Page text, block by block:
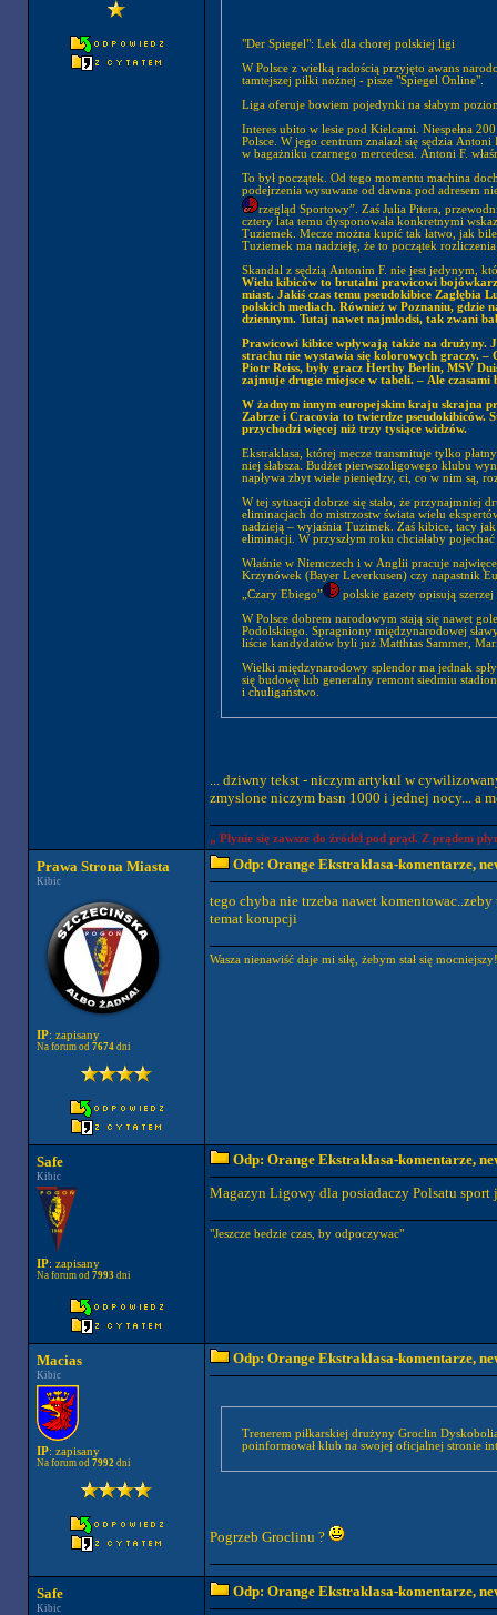
"Der Spiegel": Lek dla chorej polskiej ligi
W Polsce z wielką radością przyjęto awans
tamtejszej piłki nożnej - pisze "Spiegel Online".
Liga oferuje bowiem pojedynki na słabym
Interes ubito w lesie pod Kielcami. Niespełna
Polsce. W jego centrum znalazł się sędzia
w bagażniku czarnego mercedesa. Antoni F.
To był początek. Od tego momentu machina
podejrzenia wysuwane od dawna pod adresem
rzegląd Sportowy”. Zaś Julia Pitera,
cztery lata temu dysponowała konkretnymi
Tuziemek. Mecze można kupić tak łatwo, jak
Tuziemek ma nadzieję, że to początek
Skandal z sędzią Antonim F. nie jest jedynym,
Wielu kibiców to brutalni prawicowi
miast. Jakiś czas temu pseudokibice Zagłębia
polskich mediach. Również w Poznaniu, gdzie
dziennym. Tutaj nawet najmłodsi, tak zwani
Prawicowi kibice wpływają także na drużyny.
strachu nie wystawia się kolorowych graczy.
Piotr Reiss, były gracz Herthy Berlin, MSV
zajmuje drugie miejsce w tabeli. – Ale czasami
W żadnym innym europejskim kraju skrajna
Zabrze i Cracovia to twierdze pseudokibiców.
przychodzi więcej niż trzy tysiące widzów.
Ekstraklasa, której mecze transmituje tylko
niej słabsza. Budżet pierwszoligowego klubu
napływa zbyt wiele pieniędzy, ci, co w nim są,
W tej sytuacji dobrze się stało, że przynajmniej
eliminacjach do mistrzostw świata wielu
nadzieją – wyjaśnia Tuzimek. Zaś kibice, tacy
eliminacji. W przyszłym roku chciałaby
Właśnie w Niemczech i w Anglii pracuje
Krzynówek (Bayer Leverkusen) czy napastnik
„Czary Ebiego”
polskie gazety opisują
W Polsce dobrem narodowym stają się nawet
Podolskiego. Spragniony międzynarodowej
liście kandydatów byli już Matthias Sammer,
Wielki międzynarodowy splendor ma jednak
się budowę lub generalny remont siedmiu
i chuligaństwo.
... dziwny tekst - niczym artykul w
zmyslone niczym basn 1000 i jednej nocy... a
„ Płynie się zawsze do źródeł pod prąd. Z prądem
Prawa Strona Miasta
Kibic
IP: zapisany
Na forum od 7674dni
Odp: Orange Ekstraklasa-komentarze,
tego chyba nie trzeba nawet
temat korupcji
Wasza nienawiść daje mi siłę, żebym stał się
Safe
Kibic
IP: zapisany
Na forum od 7993dni
Odp: Orange Ekstraklasa-komentarze,
Magazyn Ligowy dla posiadaczy Polsatu sport
"Jeszcze bedzie czas, by odpoczywac"
Macias
Kibic
IP: zapisany
Na forum od 7992dni
Odp: Orange Ekstraklasa-komentarze,
Trenerem piłkarskiej drużyny Groclin
poinformował klub na swojej oficjalnej stronie
Pogrzeb Groclinu ?
Safe
Kibic
Odp: Orange Ekstraklasa-komentarze,